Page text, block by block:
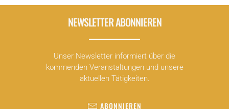
NEWSLETTER ABONNIEREN
Unser Newsletter informiert über die
kommenden Veranstaltungen und unsere
aktuellen Tätigkeiten.
ABONNIEREN